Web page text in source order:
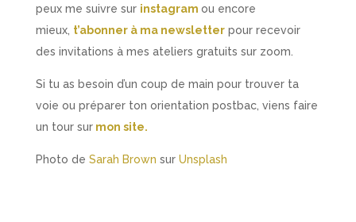
peux me suivre sur instagram ou encore
mieux, t’abonner à ma newsletterpour recevoir
des invitations à mes ateliers gratuits sur zoom.
Si tu as besoin d’un coup de main pour trouver ta
voie ou préparer ton orientation postbac, viens faire
un tour sur mon site.
Photo de Sarah Brown sur Unsplash